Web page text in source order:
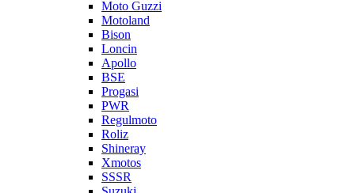
Moto Guzzi
Motoland
Bison
Loncin
Apollo
BSE
Progasi
PWR
Regulmoto
Roliz
Shineray
Xmotos
SSSR